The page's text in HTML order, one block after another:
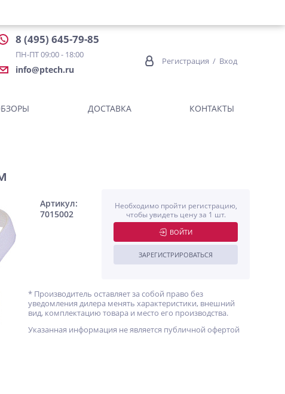
8 (495) 645-79-85
ПН-ПТ 09:00 - 18:00
info@ptech.ru
Регистрация / Вход
ДОСТАВКА КОНТАКТЫ
Артикул:
7015002
Необходимо пройти регистрацию,
чтобы увидеть цену за 1 шт.
ВОЙТИ
ЗАРЕГИСТРИРОВАТЬСЯ
* Производитель оставляет за собой право без
уведомления дилера менять характеристики, внешний
вид, комплектацию товара и место его производства.
Указанная информация не является публичной офертой